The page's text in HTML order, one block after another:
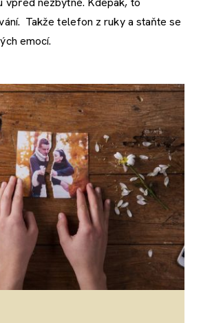
Takže telefon z ruky a staňte se
emocí.